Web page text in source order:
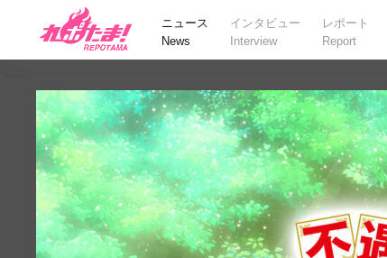
ニュース
News
インタビュー
Interview
レポート
Report